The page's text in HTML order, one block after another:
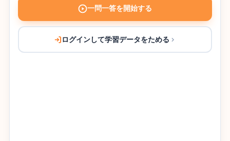
一問一答を開始する
ログインして学習データをためる